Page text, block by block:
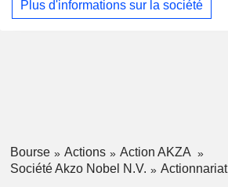
Plus d'informations sur la société
Bourse Actions
Action AKZA
Société Akzo Nobel N.V.
Actionnariat